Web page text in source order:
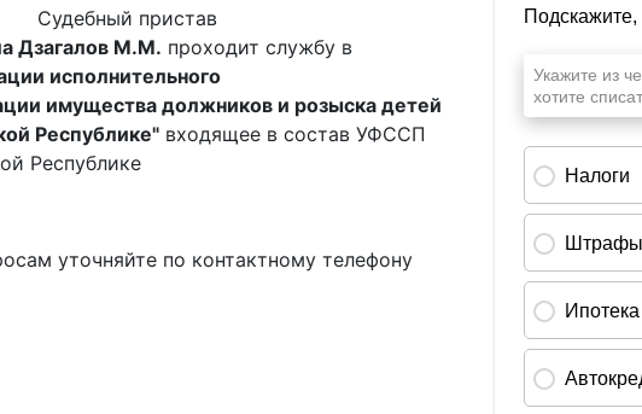
Судебный пристав
Дзагалов М.М. проходит службу в
исполнительного
имущества должников и розыска детей
Республике" входящее в состав УФССП
Республике
уточняйте по контактному телефону